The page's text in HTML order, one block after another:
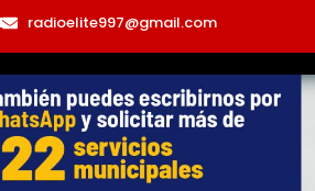
radioelite997@gmail.com